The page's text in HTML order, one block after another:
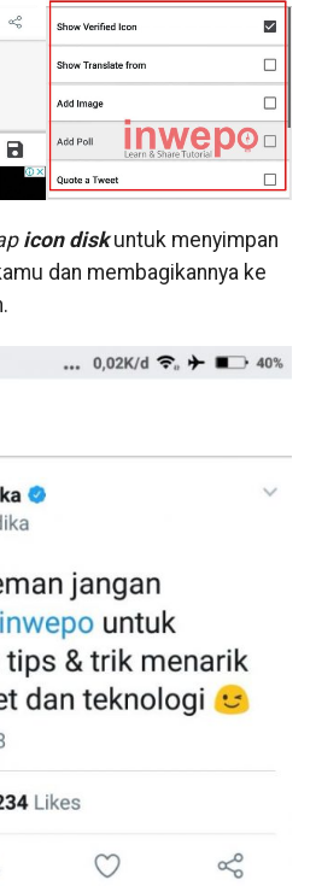
icon diskuntuk menyimpan
dan membagikannya ke